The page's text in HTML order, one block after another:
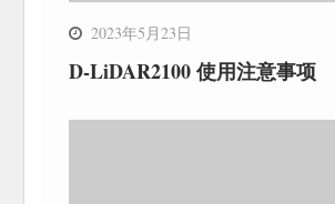
2023年5月23日
D-LiDAR2100 使用注意事项